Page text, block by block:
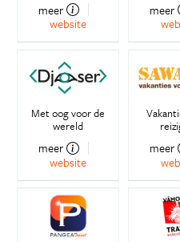
meer
website
meer
Met oog voor de
wereld
meer
website
meer